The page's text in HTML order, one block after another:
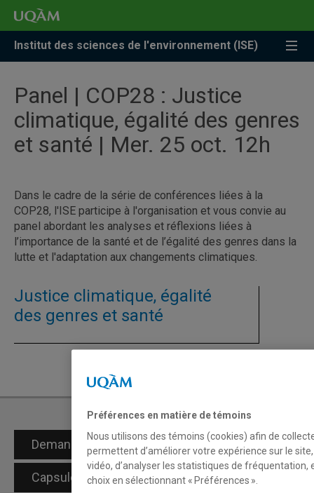
Accéder
recherche
Accéder
menu
pricipal
Accéder
zone
Institut des sciences de l'environnement (ISE)
Panel | COP28 : Justice
climatique, égalité des genres
et santé | Mer. 25 oct. 12h
Dans le cadre de la série de conférences liées à la
COP28, l'ISE participe à l'organisation et vous convie au
panel abordant les analyses et réflexions liées à
l’importance de la santé et de l’égalité des genres dans la
lutte et l'adaptation aux changements climatiques.
Justice climatique, égalité
des genres et santé
Demande d’admission
Capsules vidéo
Préférences en matière de témoins
Nous utilisons des témoins (cookies) afin de
permettent d’améliorer votre expérience sur le
vidéo, d’analyser les statistiques de
choix en sélectionnant « Préférences ».